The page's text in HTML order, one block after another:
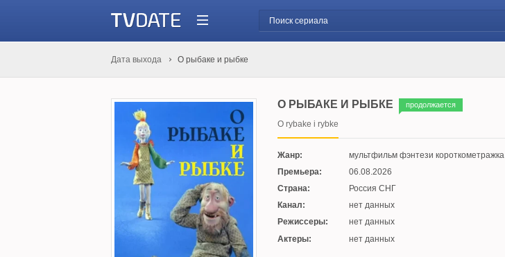
Дата выхода О рыбаке и рыбке
О РЫБАКЕ И РЫБКЕ продолжается
O rybake i rybke
Жанр:
мультфильм фэнтези короткометражка
Премьера:
06.08.2026
Страна:
Россия СНГ
Канал:
нет данных
Режиссеры:
нет данных
Актеры:
нет данных